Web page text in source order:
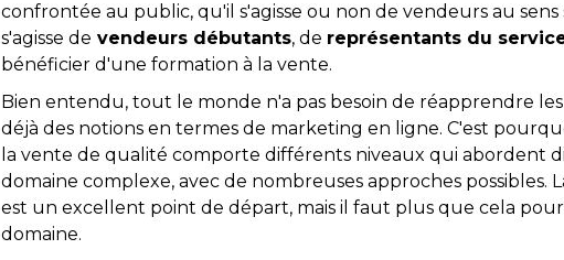
confrontée au public, qu'il s'agisse ou non de vendeurs au
s'agisse de vendeurs débutants, de représentants du
bénéficier d'une formation à la vente.
Bien entendu, tout le monde n'a pas besoin de réapprendre
déjà des notions en termes de marketing en ligne. C'est
la vente de qualité comporte différents niveaux qui abordent
domaine complexe, avec de nombreuses approches possibles.
est un excellent point de départ, mais il faut plus que cela
domaine.